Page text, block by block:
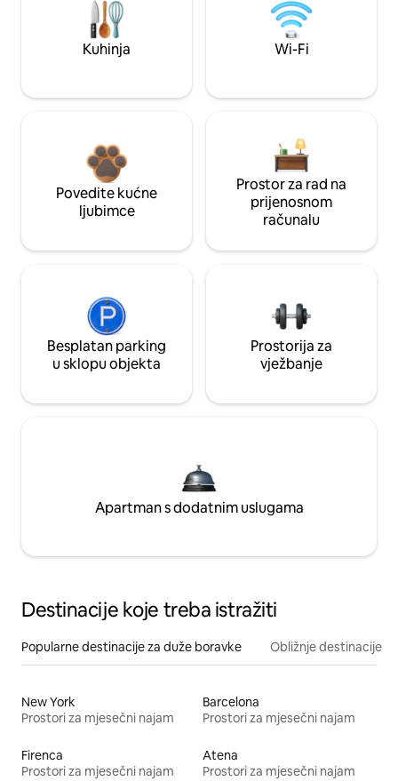
Kuhinja Wi-Fi
Povedite kućne
ljubimce
Prostor za rad na
prijenosnom
računalu
Besplatan parking
u sklopu objekta
Prostorija za
vježbanje
Apartman s dodatnim uslugama
Destinacije koje treba istražiti
Popularne destinacije za duže boravke Obližnje destinacije
New York
Prostori za mjesečni najam
Barcelona
Prostori za mjesečni najam
Firenca
Prostori za mjesečni najam
Atena
Prostori za mjesečni najam